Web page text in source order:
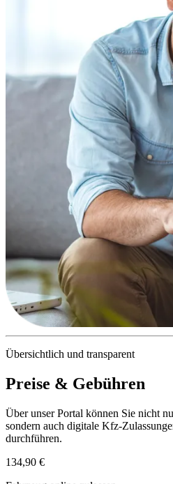
Übersichtlich und transparent
Preise & Gebühren
Über unser Portal können Sie nicht
sondern auch digitale Kfz-
durchführen.
134,90 €